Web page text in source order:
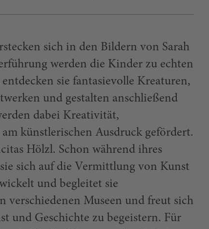
sich in den Bildern von Sarah
werden die Kinder zu echten
sie fantasievolle Kreaturen,
und gestalten anschließend
dabei Kreativität,
künstlerischen Ausdruck gefördert.
Hölzl. Schon während ihres
sich auf die Vermittlung von Kunst
und begleitet sie
verschiedenen Museen und freut sich
und Geschichte zu begeistern. Für